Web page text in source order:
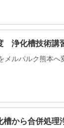
浄化槽技術講
メルパルク熊本
槽から合併処理